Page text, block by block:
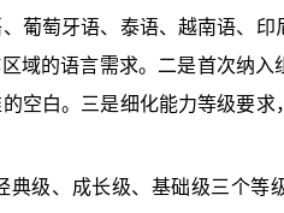
葡萄牙语、泰语、越南语、印
域的语言需求。二是首次纳入
空白。三是细化能力等级要求
级、成长级、基础级三个等